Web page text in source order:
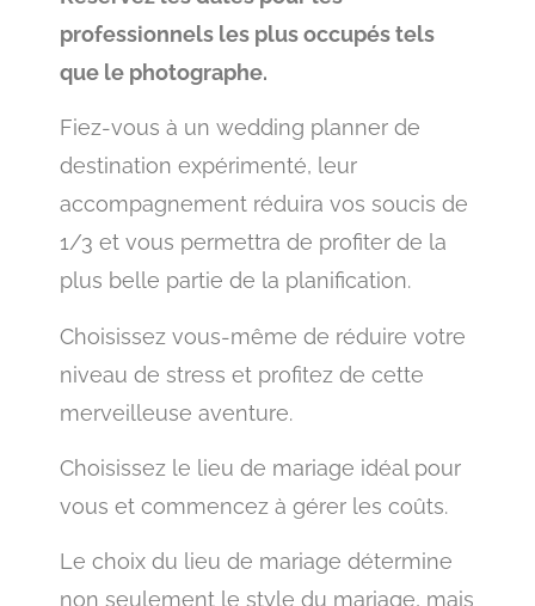
professionnels les plus occupés tels
que le photographe.
Fiez-vous à un wedding planner de
destination expérimenté, leur
accompagnement réduira vos soucis de
1/3 et vous permettra de profiter de la
plus belle partie de la planification.
Choisissez vous-même de réduire votre
niveau de stress et profitez de cette
merveilleuse aventure.
Choisissez le lieu de mariage idéal pour
vous et commencez à gérer les coûts.
Le choix du lieu de mariage détermine
non seulement le style du mariage, mais